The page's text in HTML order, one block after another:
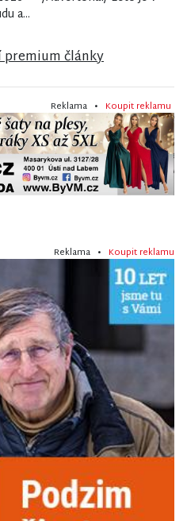
a...
články
Reklama • Koupit reklamu
Reklama • Koupit reklamu